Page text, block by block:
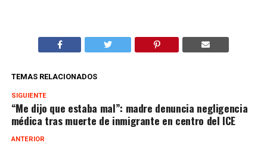
TEMAS RELACIONADOS
SIGUIENTE
“Me dijo que estaba mal”: madre denuncia negligencia
médica tras muerte de inmigrante en centro del ICE
ANTERIOR